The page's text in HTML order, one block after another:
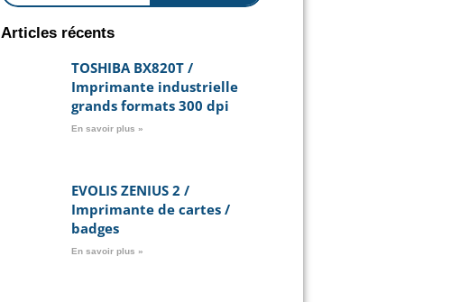
Articles récents
TOSHIBA BX820T /
Imprimante industrielle
grands formats 300 dpi
En savoir plus »
EVOLIS ZENIUS 2 /
Imprimante de cartes /
badges
En savoir plus »